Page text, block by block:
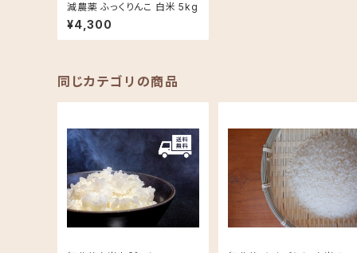
減農薬 ふっくりんこ 白米 5kg
¥4,300
同じカテゴリの商品